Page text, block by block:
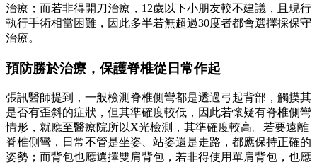
治療；而若非得開刀治療，12歲以下小朋友較不建議，且現行
執行手術相當困難，因此多半若無超過30度者都會選擇採保守
治療。
預防勝於治療，保護脊椎從日常作起
張訊醫師提到，一般檢測脊椎側彎都是透過弓起背部，觸摸其
是否有歪斜的症狀，但其準確度較低，因此若懷疑有脊椎側彎
情形，就應至醫療院所以X光檢測，其準確度較高。若要遠離
脊椎側彎，日常不管是坐姿、站姿還是走路，都應保持正確的
姿勢；而背包也應選擇雙肩背包，若非得使用單肩背包，也應